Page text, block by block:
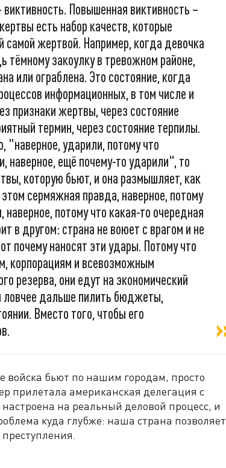
Повышенная виктивность –
есть набор качеств, которые
жертвой. Например, когда девочка
тёмному закоулку в тревожном районе,
или ограблена. Это состояние, когда
информационных, в том числе и
признаки жертвы, через состояние
термин, через состояние терпилы.
"наверное, ударили, потому что
наверное, ещё почему-то ударили", то
которую бьют, и она размышляет, как
сермяжная правда, наверное, потому
потому что какая-то очередная
в другом: страна не воюет с врагом и не
почему наносят эти удары. Потому что
корпорациям и всевозможным
резерва, они едут на экономический
ловчее дальше пилить бюджеты,
Вместо того, чтобы его
войска бьют по нашим городам, просто
прилетала американская делегация с
на реальный деловой процесс, и
куда глубже: наша страна позволяет